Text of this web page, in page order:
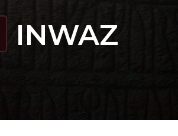
INWAZ